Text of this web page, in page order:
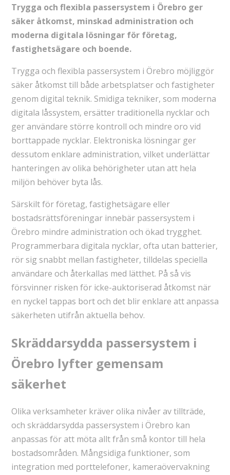
Trygga och flexibla passersystem i Örebro ger
säker åtkomst, minskad administration och
moderna digitala lösningar för företag,
fastighetsägare och boende.
Trygga och flexibla passersystem i Örebro möjliggör
säker åtkomst till både arbetsplatser och fastigheter
genom digital teknik. Smidiga tekniker, som moderna
digitala låssystem, ersätter traditionella nycklar och
ger användare större kontroll och mindre oro vid
borttappade nycklar. Elektroniska lösningar ger
dessutom enklare administration, vilket underlättar
hanteringen av olika behörigheter utan att hela
miljön behöver byta lås.
Särskilt för företag, fastighetsägare eller
bostadsrättsföreningar innebär passersystem i
Örebro mindre administration och ökad trygghet.
Programmerbara digitala nycklar, ofta utan batterier,
rör sig snabbt mellan fastigheter, tilldelas speciella
användare och återkallas med lätthet. På så vis
försvinner risken för icke-auktoriserad åtkomst när
en nyckel tappas bort och det blir enklare att anpassa
säkerheten utifrån aktuella behov.
Skräddarsydda passersystem i
Örebro lyfter gemensam
säkerhet
Olika verksamheter kräver olika nivåer av tillträde,
och skräddarsydda passersystem i Örebro kan
anpassas för att möta allt från små kontor till hela
bostadsområden. Mångsidiga funktioner, som
integration med porttelefoner, kameraövervakning